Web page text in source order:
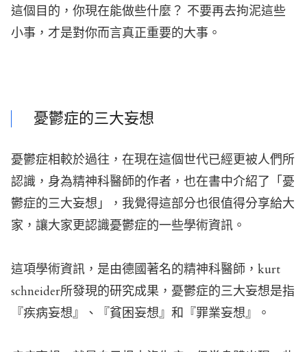
這個目的，你現在能做些什麼？ 不要再去拘泥這些
小事，才是對你而言真正重要的大事。
憂鬱症的三大妄想
憂鬱症相較於過往，在現在這個世代已經更被人們所
認識，身為精神科醫師的作者，也在書中介紹了「憂
鬱症的三大妄想」，我覺得這部分也很值得分享給大
家，讓大家更認識憂鬱症的一些學術資訊。
這項學術資訊，是由德國著名的精神科醫師，kurt
schneider所發現的研究成果，憂鬱症的三大妄想是指
『疾病妄想』、『貧困妄想』和『罪業妄想』。